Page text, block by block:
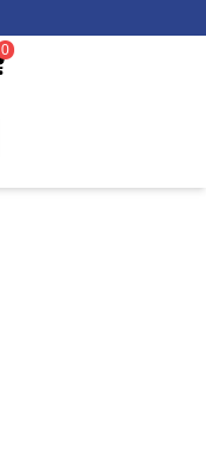
0